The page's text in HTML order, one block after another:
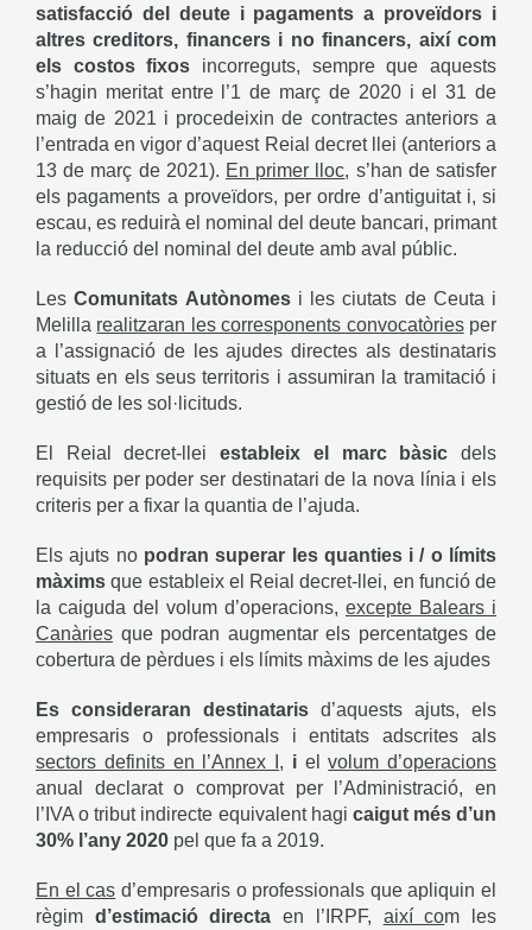
satisfacció del deute i pagaments a proveïdors i
altres creditors, financers i no financers, així com
els costos fixos incorreguts, sempre que aquests
s’hagin meritat entre l’1 de març de 2020 i el 31 de
maig de 2021 i procedeixin de contractes anteriors a
l’entrada en vigor d’aquest Reial decret llei (anteriors a
13 de març de 2021). En primer lloc, s’han de satisfer
els pagaments a proveïdors, per ordre d’antiguitat i, si
escau, es reduirà el nominal del deute bancari, primant
la reducció del nominal del deute amb aval públic.
LesComunitats Autònomesi les ciutats de Ceuta i
Melilla realitzaran les corresponents convocatòriesper
a l’assignació de les ajudes directes als destinataris
situats en els seus territoris i assumiran la tramitació i
gestió de les sol·licituds.
El Reial decret-lleiestableix el marc bàsic dels
requisits per poder ser destinatari de la nova línia i els
criteris per a fixar la quantia de l’ajuda.
Els ajuts no podran superar les quanties i / o límits
màxims que estableix el Reial decret-llei, en funció de
la caiguda del volum d’operacions, excepte Balears i
Canàries que podran augmentar els percentatges de
cobertura de pèrdues i els límits màxims de les ajudes
Es consideraran destinataris d’aquests ajuts, els
empresaris o professionals i entitats adscrites als
sectors definits en l’Annex I , ielvolum d’operacions
anual declarat o comprovat per l’Administració, en
l’IVA o tribut indirecte equivalent hagi caigut més d’un
30% l’any 2020 pel que fa a 2019.
En el cas d’empresaris o professionals que apliquin el
règim d’estimació directa en l’IRPF, així com les